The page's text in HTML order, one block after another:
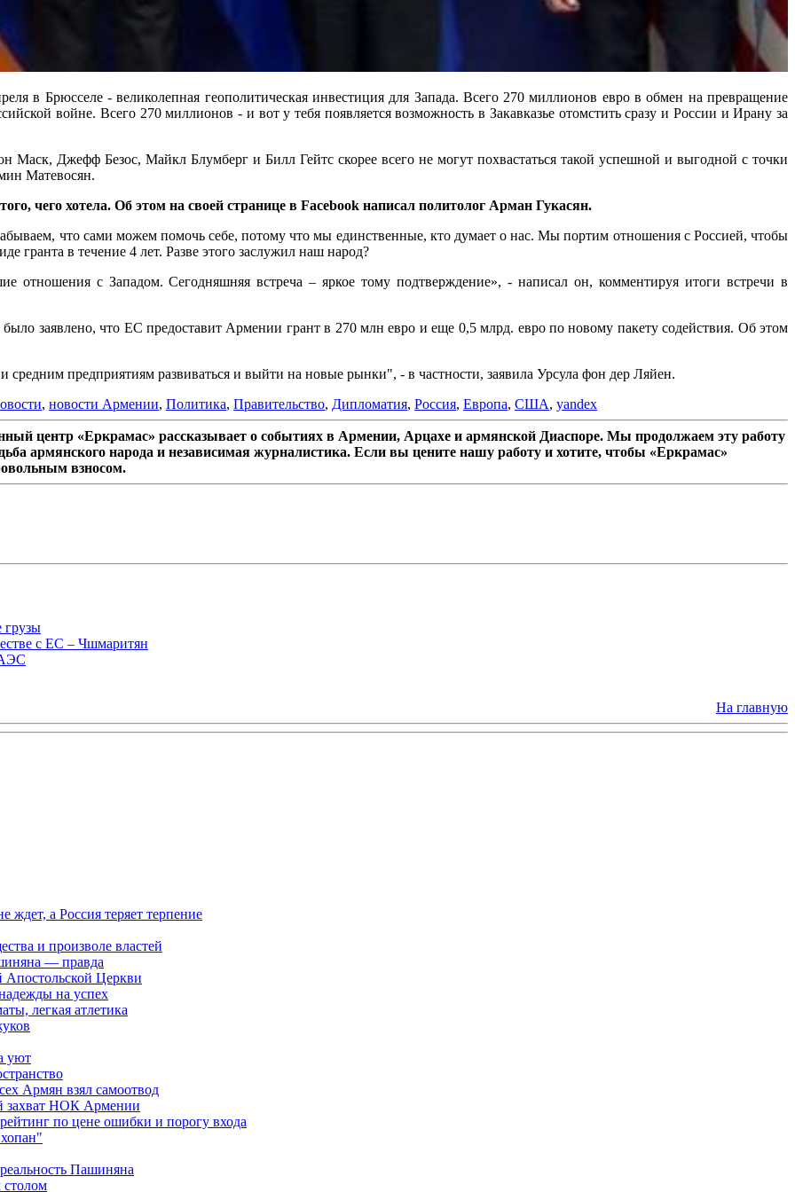
в Брюсселе - великолепная геополитическая инвестиция для Запада. Всего 270 миллионов евро в обмен на превращение
войне. Всего 270 миллионов - и вот у тебя появляется возможность в Закавказье отомстить сразу и России и Ирану за
Джефф Безос, Майкл Блумберг и Билл Гейтс скорее всего не могут похвастаться такой успешной и выгодной с точки
Матевосян.
чего хотела. Об этом на своей странице в Facebook написал политолог Арман Гукасян.
что сами можем помочь себе, потому что мы единственные, кто думает о нас. Мы портим отношения с Россией, чтобы
гранта в течение 4 лет. Разве этого заслужил наш народ?
отношения с Западом. Сегодняшняя встреча – яркое тому подтверждение», - написал он, комментируя итоги встречи в
заявлено, что ЕС предоставит Армении грант в 270 млн евро и еще 0,5 млрд. евро по новому пакету содействия. Об этом
предприятиям развиваться и выйти на новые рынки", - в частности, заявила Урсула фон дер Ляйен.
, новости Армении, Политика, Правительство, Дипломатия, Россия, Европа, США, yandex
центр «Еркрамас» рассказывает о событиях в Армении, Арцахе и армянской Диаспоре. Мы продолжаем эту работу
армянского народа и независимая журналистика. Если вы цените нашу работу и хотите, чтобы «Еркрамас»
взносом.
грузы
с ЕС – Чшмаритян
На главную
а Россия теряет терпение
и произволе властей
— правда
Церкви
на успех
легкая атлетика
уют
Армян взял самоотвод
захват НОК Армении
по цене ошибки и порогу входа
Пашиняна